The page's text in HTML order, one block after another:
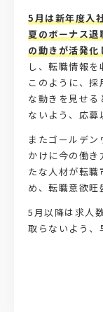
5月は新年度入
夏のボーナス
の動きが活発化
し、転職情報を
このように、
な動きを見せ
ないよう、応募
またゴールデ
かけに今の働
たな人材が転
め、転職意欲旺
5月以降は求人
取らないよう、